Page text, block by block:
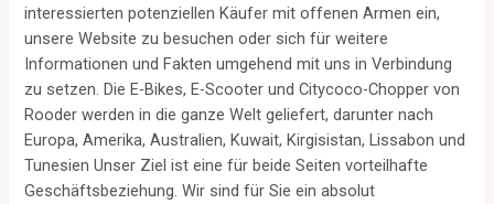
interessierten potenziellen Käufer mit offenen Armen ein,
unsere Website zu besuchen oder sich für weitere
Informationen und Fakten umgehend mit uns in Verbindung
zu setzen. Die E-Bikes, E-Scooter und Citycoco-Chopper von
Rooder werden in die ganze Welt geliefert, darunter nach
Europa, Amerika, Australien, Kuwait, Kirgisistan, Lissabon und
Tunesien Unser Ziel ist eine für beide Seiten vorteilhafte
Geschäftsbeziehung. Wir sind für Sie ein absolut